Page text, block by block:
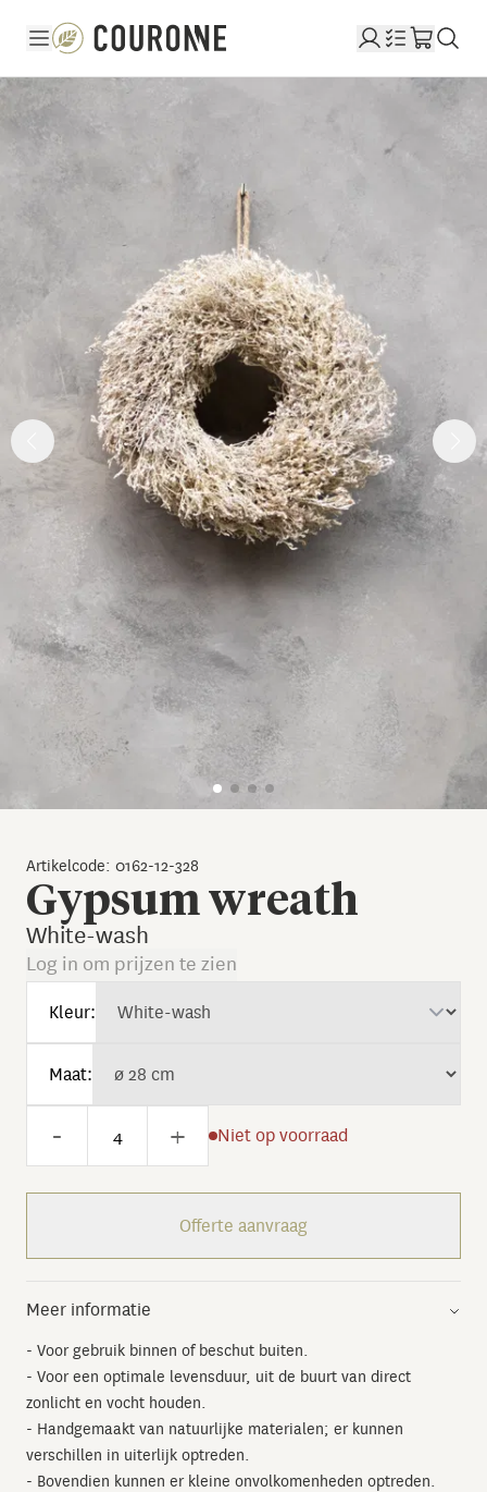
Couronne NL
Gypsum wreath
White-wash
Artikelcode: 0162-12-328
Log in om prijzen te zien
Kleur:
Maat:
- + Niet op voorraad
Offerte aanvraag
Meer informatie
- Voor gebruik binnen of beschut buiten.
- Voor een optimale levensduur, uit de buurt van direct
zonlicht en vocht houden.
- Handgemaakt van natuurlijke materialen; er kunnen
verschillen in uiterlijk optreden.
- Bovendien kunnen er kleine onvolkomenheden optreden.